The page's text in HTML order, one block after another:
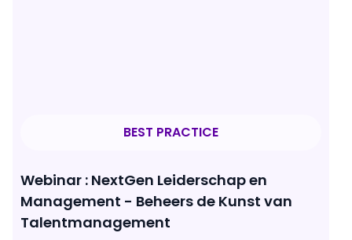
BEST PRACTICE
Webinar : NextGen Leiderschap en
Management - Beheers de Kunst van
Talentmanagement